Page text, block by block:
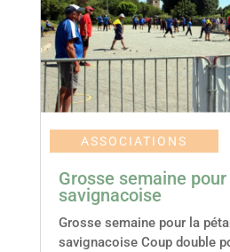
ASSOCIATIONS
Grosse semaine
savignacoise
Grosse semaine pour la
savignacoise Coup double